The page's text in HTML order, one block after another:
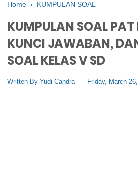
Home › KUMPULAN SOAL
KUMPULAN SOAL PAT
KUNCI JAWABAN,
SOAL KELAS V SD
Written By Yudi Candra Friday, March